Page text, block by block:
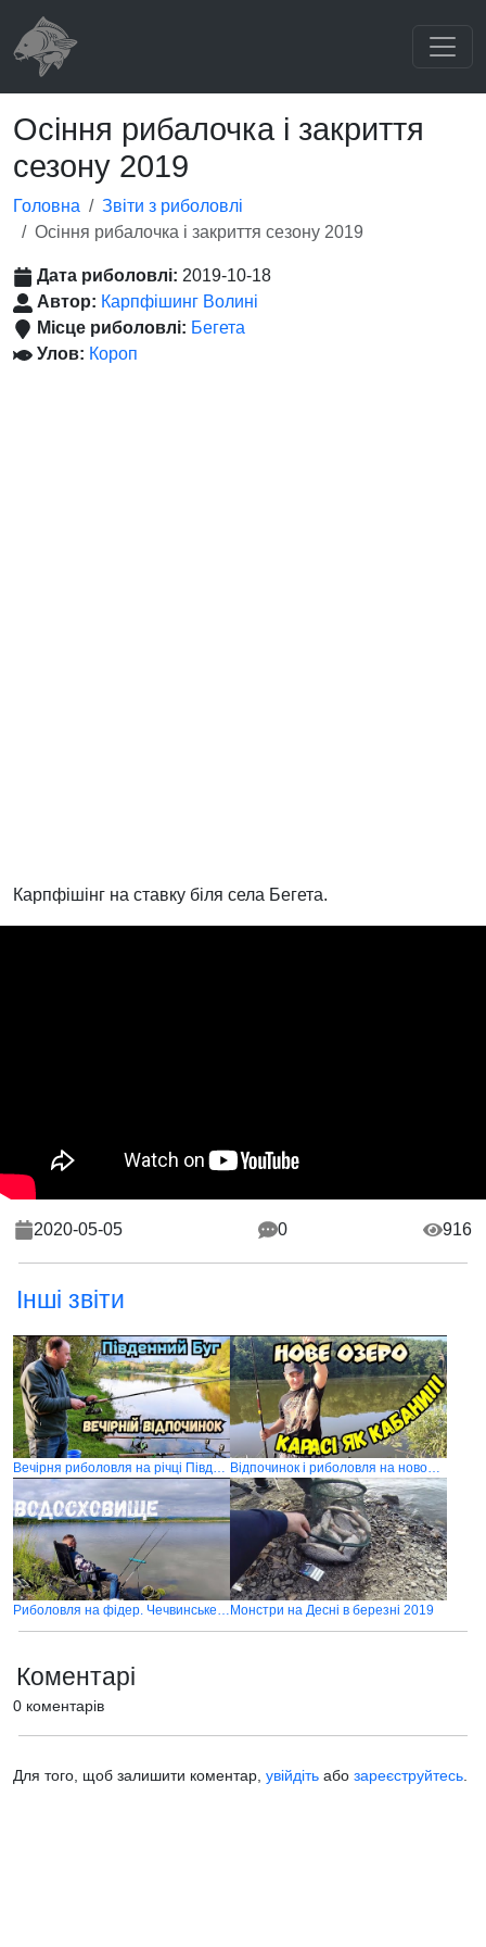
Осіння рибалочка і закриття
сезону 2019
Головна
Звіти з риболовлі
Осіння рибалочка і закриття сезону 2019
Дата риболовлі: 2019-10-18
Автор: Карпфішинг Волині
Місце риболовлі: Бегета
Улов: Короп
Карпфішінг на ставку біля села Бегета.
2020-05-05 0 916
Інші звіти
Вечірня риболовля на річці Південний Буг Відпочинок і риболовля на новому озері
Риболовля на фідер. Чечвинське водосховище Монстри на Десні в березні 2019
Коментарі
0 коментарів
Для того, щоб залишити коментар, увійдіть або зареєструйтесь